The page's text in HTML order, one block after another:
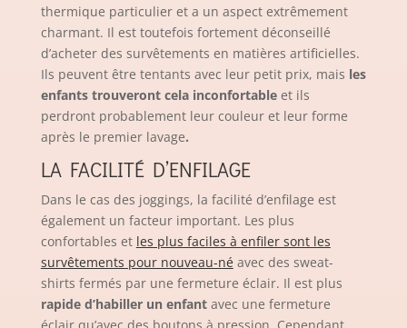
thermique particulier et a un aspect extrêmement
charmant. Il est toutefois fortement déconseillé
d’acheter des survêtements en matières artificielles.
Ils peuvent être tentants avec leur petit prix, mais les
enfants trouveront cela inconfortableet ils
perdront probablement leur couleur et leur forme
après le premier lavage.
LA FACILITÉ D’ENFILAGE
Dans le cas des joggings, la facilité d’enfilage est
également un facteur important. Les plus
confortables et les plus faciles à enfiler sont les
survêtements pour nouveau-né avec des sweat-
shirts fermés par une fermeture éclair. Il est plus
rapide d’habiller un enfant avec une fermeture